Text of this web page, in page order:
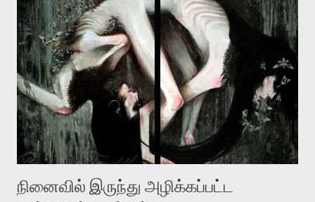
இன்னும் சில வருடங்களுக்கு தனக்கு எதிராக எழுத்தாளர்களை ஏவி
விட்டபடி இருக்கும் என்று ஒரு அச்சத்தை வெளிப்படுத்தியபடி
இருக்கிறார். அவர் கடுமையான பாதுகாப்பின்மை மனநிலையில் உள்ளார்.
உயிர்மை அவரை தாக்க உத்தேசித்தாலும் இல்லை என்றாலும்
ஜெயமோகன் அந்த பிரமையால் தொடர்ந்து அச்சுறுத்தலுக்கு உள்ளாகி
உள்ளார். உங்களை பற்றின இந்த தாக்குதல் கூட இதன் வெளிப்பாடு தான்”.
உண்மையே! ராக்கி படத்தில் குத்துச்சண்டை வீரராக வரும் சில்வெஸ்டர்
ஓரிடத்தில் சொல்வார்: ...
நினைவில் இருந்து அழிக்கப்பட்ட